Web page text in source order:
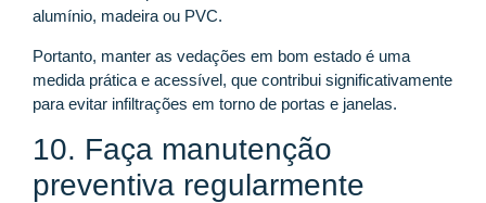
alumínio, madeira ou PVC.
Portanto, manter as vedações em bom estado é uma
medida prática e acessível, que contribui significativamente
para evitar infiltrações em torno de portas e janelas.
10. Faça manutenção
preventiva regularmente